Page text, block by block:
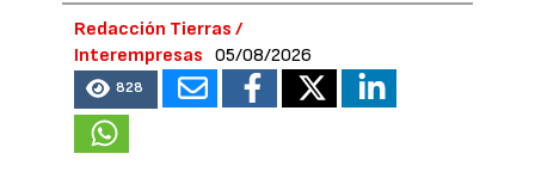
Redacción Tierras /
Interempresas
05/08/2026
828